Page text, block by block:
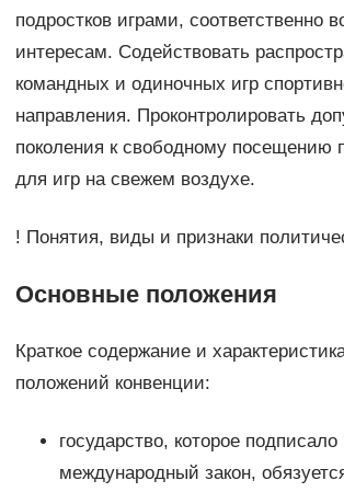
подростков играми, соответственно
интересам. Содействовать
командных и одиночных игр
направления. Проконтролировать
поколения к свободному посещению
для игр на свежем воздухе.
! Понятия, виды и признаки
Основные положения
Краткое содержание и
положений конвенции:
государство, которое подписало
международный закон,